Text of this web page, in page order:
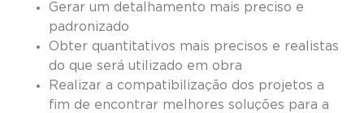
Gerar um detalhamento mais preciso e
padronizado
Obter quantitativos mais precisos e realistas
do que será utilizado em obra
Realizar a compatibilização dos projetos a
fim de encontrar melhores soluções para a